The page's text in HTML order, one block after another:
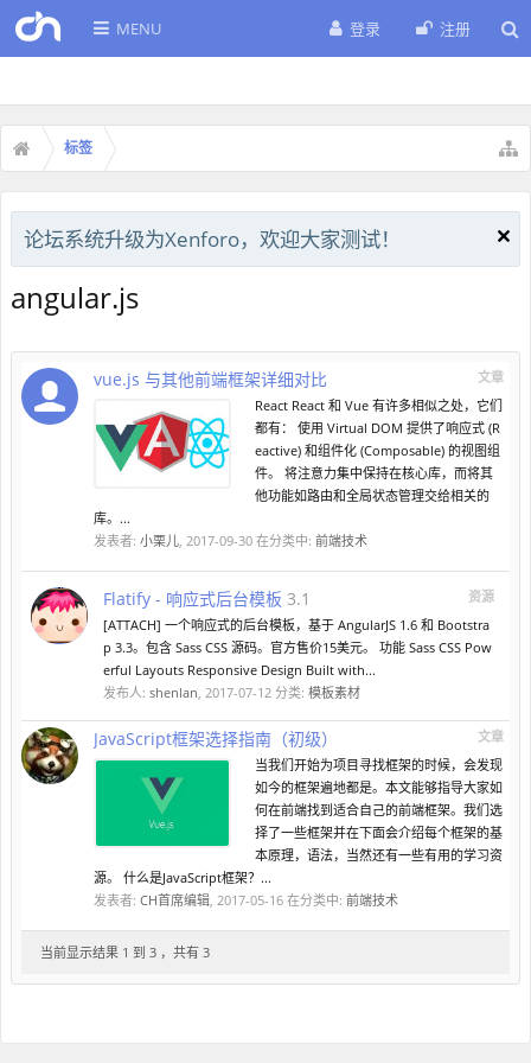
MENU 登录 注册
标签
论坛系统升级为Xenforo，欢迎大家测试！
angular.js
文章
vue.js 与其他前端框架详细对比
React React 和 Vue 有许多相似之处，它们
都有： 使用 Virtual DOM 提供了响应式 (R
eactive) 和组件化 (Composable) 的视图组
件。 将注意力集中保持在核心库，而将其
他功能如路由和全局状态管理交给相关的
库。...
发表者: 小栗儿, 2017-09-30 在分类中: 前端技术
资源
Flatify - 响应式后台模板 3.1
[ATTACH] 一个响应式的后台模板，基于 AngularJS 1.6 和 Bootstra
p 3.3。包含 Sass CSS 源码。官方售价15美元。 功能 Sass CSS Pow
erful Layouts Responsive Design Built with...
发布人: shenlan, 2017-07-12 分类: 模板素材
文章
JavaScript框架选择指南（初级）
当我们开始为项目寻找框架的时候，会发现
如今的框架遍地都是。本文能够指导大家如
何在前端找到适合自己的前端框架。我们选
择了一些框架并在下面会介绍每个框架的基
本原理，语法，当然还有一些有用的学习资
源。 什么是JavaScript框架？...
发表者: CH首席编辑, 2017-05-16 在分类中: 前端技术
当前显示结果 1 到 3 ，共有 3